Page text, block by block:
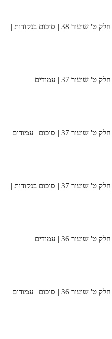
הדף היומי בתע"ס חלק ט' שיעור 38 | סיכום בנקודות |
הדף היומי בתע"ס חלק ט' שיעור 37 | עמודים
הדף היומי בתע"ס חלק ט' שיעור 37 | סיכום | עמודים
הדף היומי בתע"ס חלק ט' שיעור 37 | סיכום בנקודות |
הדף היומי בתע"ס חלק ט' שיעור 36 | עמודים
הדף היומי בתע"ס חלק ט' שיעור 36 | סיכום | עמודים